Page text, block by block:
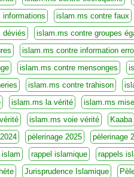
islam.ms contre faux
déviés
islam.ms contre groupes
islam.ms contre information
islam.ms contre mensonges
islam.ms contre trahison
islam.ms la vérité islam.ms
islam.ms voie vérité Kaaba
pèlerinage 2025 pèlerinage
islam rappel islamique rappels
Jurisprudence Islamique